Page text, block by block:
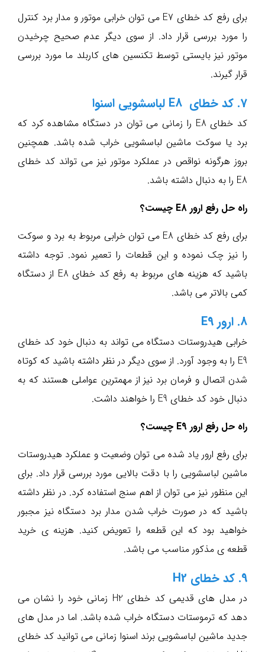
برای رفع کد خطای E7 می توان خرابی موتور و مدار برد کنترل
را مورد بررسی قرار داد. از سوی دیگر عدم صحیح چرخیدن
موتور نیز بایستی توسط تکنسین های کاربلد ما مورد بررسی
قرار گیرند.
7. کد خطای E8 لباسشویی اسنوا
کد خطای E8 را زمانی می توان در دستگاه مشاهده کرد که
برد یا سوکت ماشین لباسشویی خراب شده باشد. همچنین
بروز هرگونه نواقص در عملکرد موتور نیز می تواند کد خطای
E8 را به دنبال داشته باشد.
راه حل رفع ارور E8 چیست؟
برای رفع کد خطای E8 می توان خرابی مربوط به برد و سوکت
را نیز چک نموده و این قطعات را تعمیر نمود. توجه داشته
باشید که هزینه های مربوط به رفع کد خطای E8 از دستگاه
کمی بالاتر می باشد.
8. ارور E9
خرابی هیدروستات دستگاه می تواند به دنبال خود کد خطای
E9 را به وجود آورد. از سوی دیگر در نظر داشته باشید که کوتاه
شدن اتصال و فرمان برد نیز از مهمترین عواملی هستند که به
دنبال خود کد خطای E9 را خواهند داشت.
راه حل رفع ارور E9 چیست؟
برای رفع ارور یاد شده می توان وضعیت و عملکرد هیدروستات
ماشین لباسشویی را با دقت بالایی مورد بررسی قرار داد. برای
این منظور نیز می توان از اهم سنج استفاده کرد. در نظر داشته
باشید که در صورت خراب شدن مدار برد دستگاه نیز مجبور
خواهید بود که این قطعه را تعویض کنید. هزینه ی خرید
قطعه ی مذکور مناسب می باشد.
9. کد خطای H2
در مدل های قدیمی کد خطای H2 زمانی خود را نشان می
دهد که ترموستات دستگاه خراب شده باشد. اما در مدل های
جدید ماشین لباسشویی برند اسنوا زمانی می توانید کد خطای